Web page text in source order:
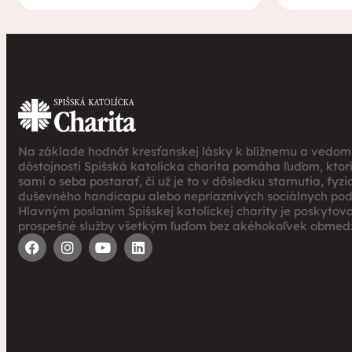
Na základe hodnôt kresťanskej lásky k blížnemu a
dôstojnosti Spišská katolícka charita pomáha ľuďom,
sami o seba postarať, či už je to v dôsledku starnutia,
duševného handicapu alebo nepriaznivých sociálnych
Hlavným poslaním Spišskej katolíckej charity je
prospešné služby všetkým ľuďom bez akéhokoľvek